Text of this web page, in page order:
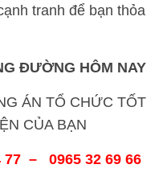
tranh để bạn thỏa
ĐƯỜNG HÔM NAY
ÁN TỔ CHỨC TỐT
CỦA BẠN
77 – 0965 32 69 66